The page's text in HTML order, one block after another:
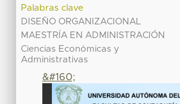
Palabras clave
DISEÑO ORGANIZACIONAL
MAESTRÍA EN ADMINISTRACIÓN
Ciencias Económicas y
Administrativas
&#160;